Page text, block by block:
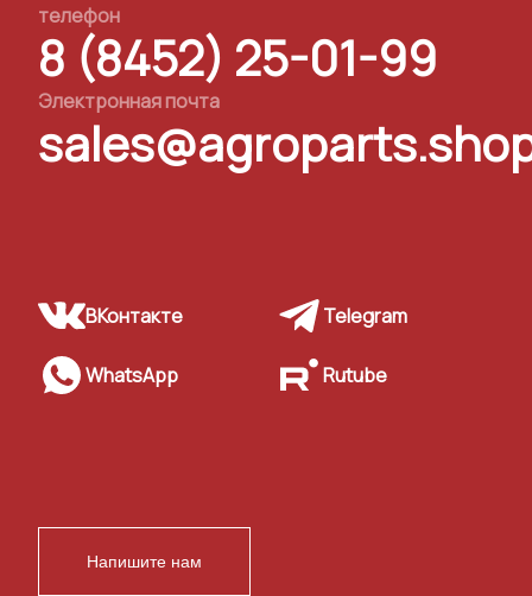
телефон
8 (8452) 25-01-99
Электронная почта
ВКонтакте Telegram
WhatsApp Rutube
Напишите нам